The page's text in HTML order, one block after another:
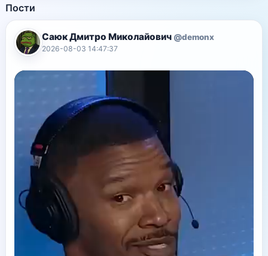
Пости
Саюк Дмитро Миколайович @demonx
2026-08-03 14:47:37